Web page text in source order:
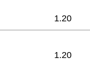
1.20
1.20